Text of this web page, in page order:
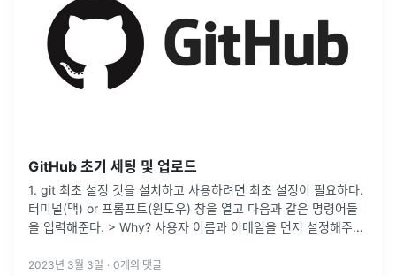
GitHub 초기 세팅 및 업로드
1. git 최초 설정 깃을 설치하고 사용하려면 최초 설정이 필요하다.
터미널(맥) or 프롬프트(윈도우) 창을 열고 다음과 같은 명령어들
을 입력해준다. > Why? 사용자 이름과 이메일을 먼저 설정해주는
2023년 3월 3일 · 0개의 댓글